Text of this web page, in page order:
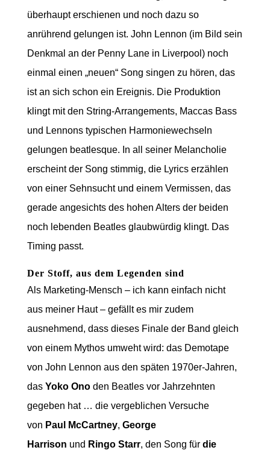
überhaupt erschienen und noch dazu so
anrührend gelungen ist. John Lennon (im Bild sein
Denkmal an der Penny Lane in Liverpool) noch
einmal einen „neuen“ Song singen zu hören, das
ist an sich schon ein Ereignis. Die Produktion
klingt mit den String-Arrangements, Maccas Bass
und Lennons typischen Harmoniewechseln
gelungen beatlesque. In all seiner Melancholie
erscheint der Song stimmig, die Lyrics erzählen
von einer Sehnsucht und einem Vermissen, das
gerade angesichts des hohen Alters der beiden
noch lebenden Beatles glaubwürdig klingt. Das
Timing passt.
Der Stoff, aus dem Legenden sind
Als Marketing-Mensch – ich kann einfach nicht
aus meiner Haut – gefällt es mir zudem
ausnehmend, dass dieses Finale der Band gleich
von einem Mythos umweht wird: das Demotape
von John Lennon aus den späten 1970er-Jahren,
das Yoko Onoden Beatles vor Jahrzehnten
gegeben hat … die vergeblichen Versuche
von Paul McCartney, George
Harrison und Ringo Starr, den Song für die